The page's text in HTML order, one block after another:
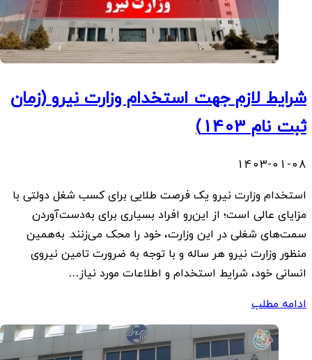
شرایط لازم جهت استخدام وزارت نیرو (زمان
ثبت نام 1403)
1403-01-08
استخدام وزارت نیرو یک فرصت طلایی برای کسب شغل دولتی با
مزایای عالی است؛ از این‌رو افراد بسیاری برای به‌دست‌آوردن
سمت‌های شغلی در این وزارت، خود را محک می‌زنند. به‌همین
منظور وزارت نیرو هر ساله و با توجه به ضرورت تامین نیروی
انسانی خود، شرایط استخدام و اطلاعات مورد نیاز…
ادامه مطلب